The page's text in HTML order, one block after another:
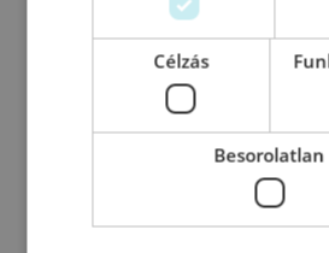
A vezető nem születik,
ritka, hogy a vezetői
magának a vezetőnek a
nem a cég küldi
Célzás
Besorolatlan